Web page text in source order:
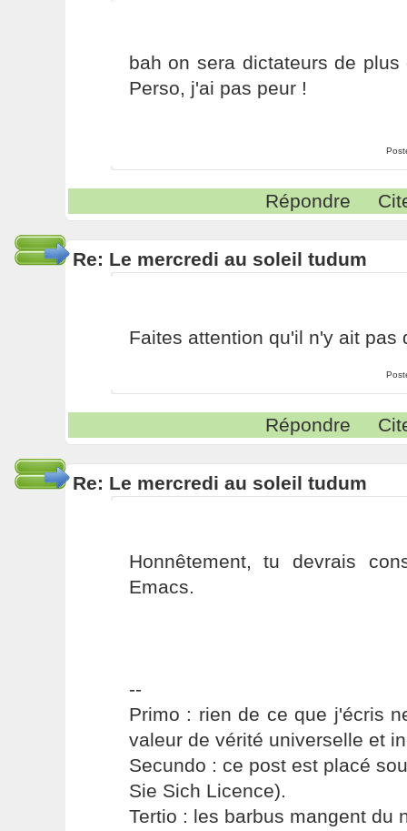
bah on sera dictateurs de
Perso, j'ai pas peur !
Répondre
Re: Le mercredi au soleil tudum
Faites attention qu'il n'y ait pas
Répondre
Re: Le mercredi au soleil tudum
Honnêtement, tu devrais
Emacs.
--
Primo : rien de ce que j'écris
valeur de vérité universelle et
Secundo : ce post est placé
Sie Sich Licence).
Tertio : les barbus mangent du